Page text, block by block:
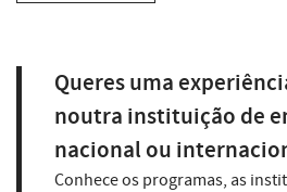
Queres uma
noutra instituição de
nacional ou
Conhece os programas, as